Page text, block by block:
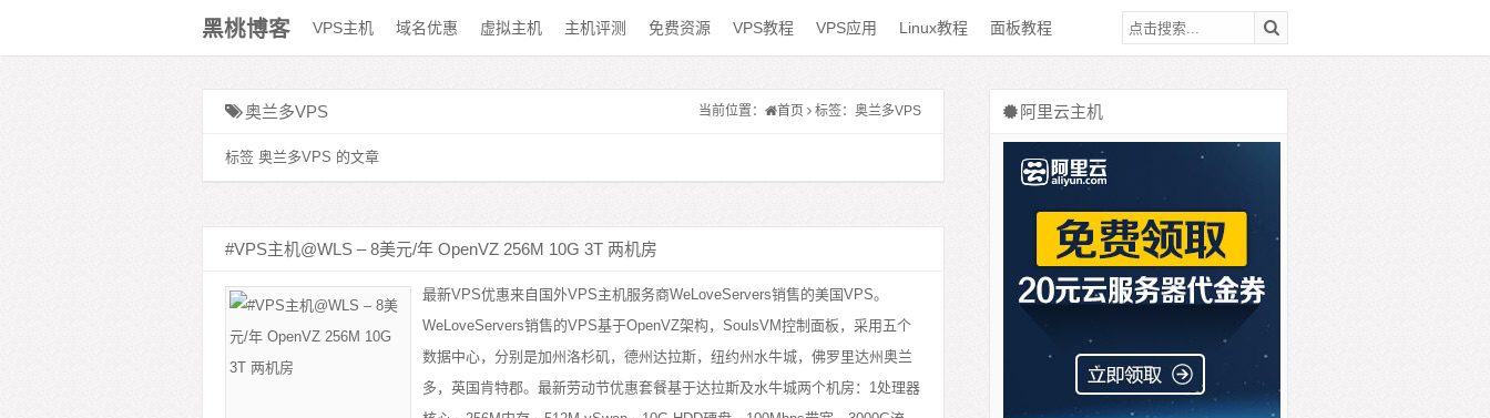
黑桃博客 VPS主机 域名优惠 虚拟主机 主机评测 免费资源 VPS教程 VPS应用 Linux教程 面板教程
当前位置： 首页 标签：奥兰多VPS
奥兰多VPS
标签 奥兰多VPS 的文章
#VPS主机@WLS – 8美元/年 OpenVZ 256M 10G 3T 两机房
最新VPS优惠来自国外VPS主机服务商WeLoveServers销售的美国VPS。
WeLoveServers销售的VPS基于OpenVZ架构，SoulsVM控制面板，采用五个
数据中心，分别是加州洛杉矶，德州达拉斯，纽约州水牛城，佛罗里达州奥兰
多，英国肯特郡。最新劳动节优惠套餐基于达拉斯及水牛城两个机房：1处理器
阿里云主机